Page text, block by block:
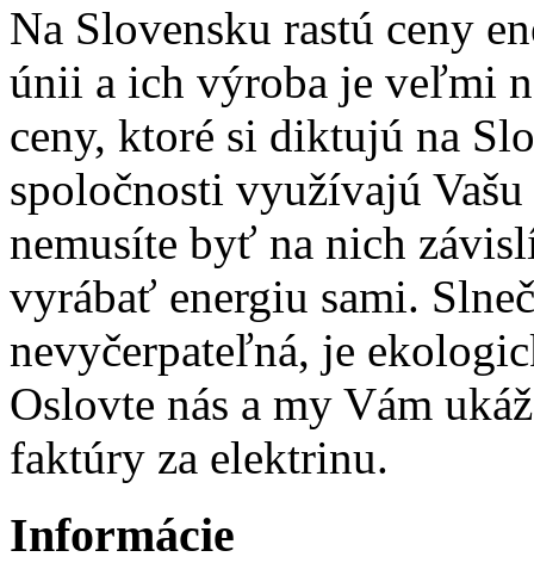
Na Slovensku rastú ceny
únii a ich výroba je veľmi
ceny, ktoré si diktujú na
spoločnosti využívajú
nemusíte byť na nich
vyrábať energiu sami.
nevyčerpateľná, je
Oslovte nás a my Vám
faktúry za elektrinu.
Informácie